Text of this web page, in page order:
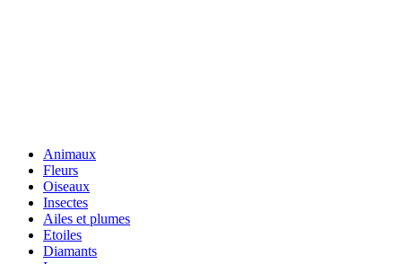
Animaux
Fleurs
Oiseaux
Insectes
Ailes et plumes
Etoiles
Diamants